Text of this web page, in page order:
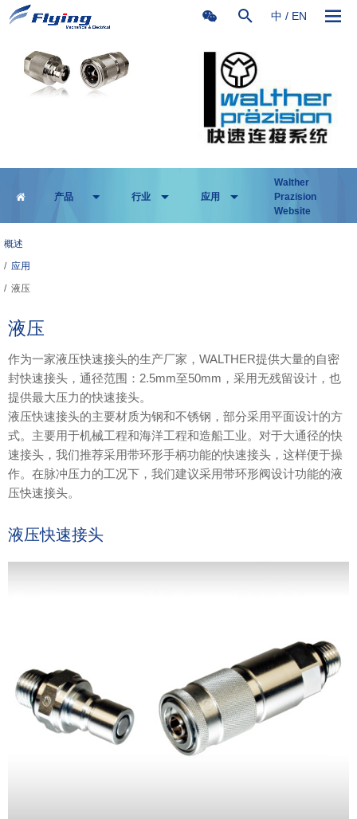
中 / EN
产品 行业 应用
Walther
Prazision
Website
概述
/ 应用
/ 液压
液压
作为一家液压快速接头的生产厂家，WALTHER提供大量的自密
封快速接头，通径范围：2.5mm至50mm，采用无残留设计，也
提供最大压力的快速接头。
液压快速接头的主要材质为钢和不锈钢，部分采用平面设计的方
式。主要用于机械工程和海洋工程和造船工业。对于大通径的快
速接头，我们推荐采用带环形手柄功能的快速接头，这样便于操
作。在脉冲压力的工况下，我们建议采用带环形阀设计功能的液
压快速接头。
液压快速接头